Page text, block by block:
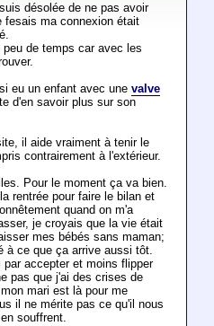
désolée de ne pas avoir
fesais ma connexion était
de temps car avec les
eu un enfant avec une valve
d'en savoir plus sur son
il aide vraiment à tenir le
contrairement à l'extérieur.
Pour le moment ça va bien.
rentrée pour faire le bilan et
quand on m'a
je croyais que la vie était
mes bébés sans maman;
à ce que ça arrive aussi tôt.
accepter et moins flipper
pas que j'ai des crises de
mari est là pour me
il ne mérite pas ce qu'il nous
souffrent.